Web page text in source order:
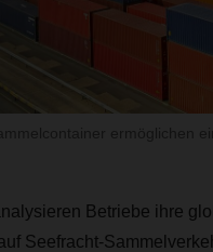
Betriebe ihre
Seefracht-